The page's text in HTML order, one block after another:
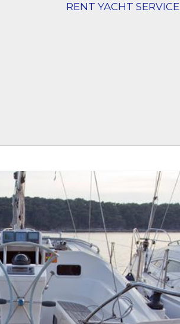
RENT YACHT SERVICE